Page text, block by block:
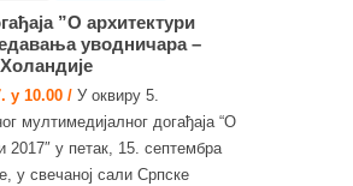
”О архитектури
уводничара –
у 10.00 / У оквиру 5.
мултимедијалног догађаја “О
2017″ у петак, 15. септембра
у свечаној сали Српске